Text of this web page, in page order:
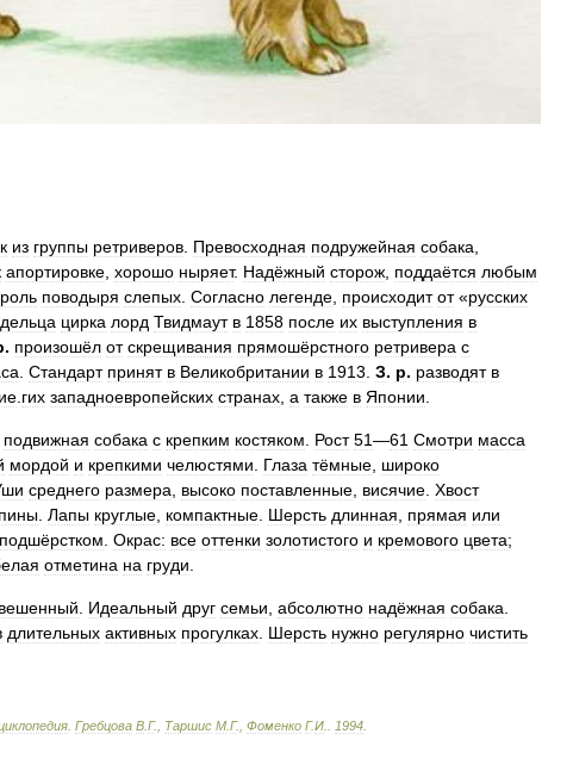
из группы ретриверов Превосходная подружейная собака
апортировке хорошо ныряет. Надёжный сторож поддаётся любым
роль поводыря слепых Согласно легенде происходит от«русских
цирка лорд Твидмаут в 1858 после их выступления в
. произошёл от скрещивания прямошёрстного ретривера с
Стандарт принят в Великобритании в 1913 З. р. разводят в
гих западноевропейских странах а также в Японии
подвижная собака с крепким костяком Рост 51—61 Смотри масса
мордой и крепкими челюстями Глаза тёмные широко
среднего размера высоко поставленные висячие Хвост
Лапы круглые компактные Шерсть длинная прямая или
подшёрстком Окрас: все оттенки золотистого и кремового цвета;
отметина на груди
Идеальный друг семьи абсолютно надёжная собака
длительных активных прогулках Шерсть нужно регулярно чистить
Гребцова В Г., Таршис М Г., Фоменко Г.И 1994